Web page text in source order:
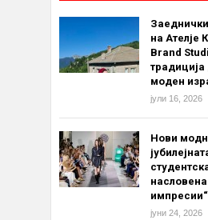
на Ателје
Brand
моден
јули 16, 2026
Нови
насловена
импресии“
јуни 24, 2026